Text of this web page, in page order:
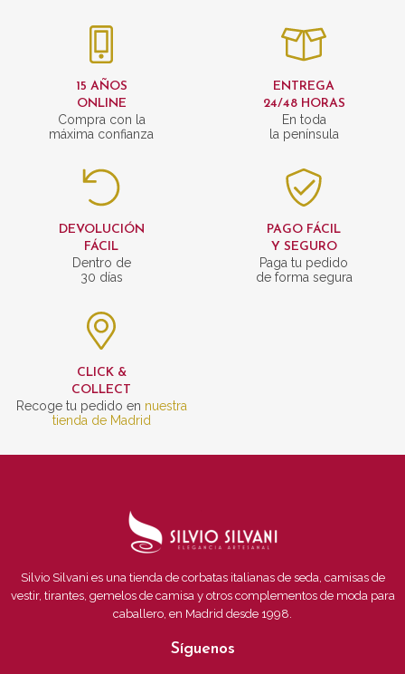
15 AÑOS
ONLINE
Compra con la
máxima confianza
ENTREGA
24/48 HORAS
En toda
la península
DEVOLUCIÓN
FÁCIL
Dentro de
30 días
PAGO FÁCIL
Y SEGURO
Paga tu pedido
de forma segura
CLICK &
COLLECT
Recoge tu pedido en nuestra
tienda de Madrid
Silvio Silvani es una tienda de corbatas italianas de seda, camisas de
vestir, tirantes, gemelos de camisa y otros complementos de moda para
caballero, en Madrid desde 1998.
Síguenos